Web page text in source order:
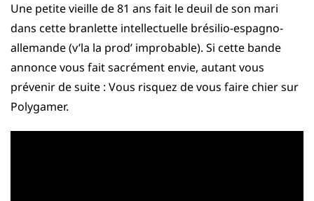
Une petite vieille de 81 ans fait le deuil de son mari
dans cette branlette intellectuelle brésilio-espagno-
allemande (v’la la prod’ improbable). Si cette bande
annonce vous fait sacrément envie, autant vous
prévenir de suite : Vous risquez de vous faire chier sur
Polygamer.